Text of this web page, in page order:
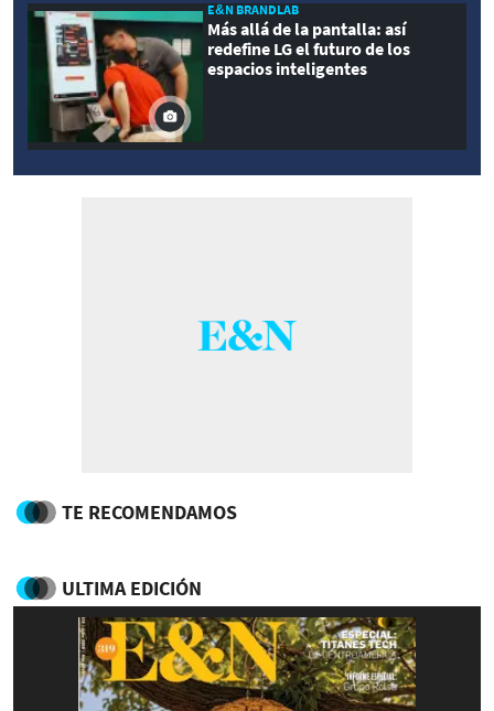
E&N BRANDLAB
Más allá de la pantalla: así
redefine LG el futuro de los
espacios inteligentes
TE RECOMENDAMOS
ULTIMA EDICIÓN